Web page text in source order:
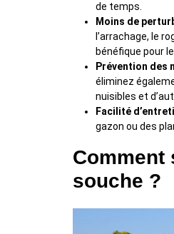
de temps.
Moins de
l’arrachage, le
bénéfique pour
Prévention des
éliminez
nuisibles et
Facilité
gazon ou des
Comment
souche ?